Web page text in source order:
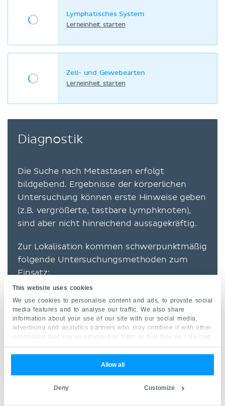
This website uses cookies
We use cookies to personalise content and ads, to provide social
media features and to analyse our traffic. We also share
information about your use of our site with our social media,
advertising and analytics partners who may combine it with other
information that you’ve provided to them or that they’ve collected
from your use of their services.
Allow all
Customize
Deny
Lymphatisches System
Lerneinheit starten
Zell- und Gewebearten
Lerneinheit starten
Diagnostik
Die Suche nach Metastasen erfolgt
bildgebend. Ergebnisse der körperlichen
Untersuchung können erste Hinweise geben
(z.B. vergrößerte, tastbare Lymphknoten),
sind aber nicht hinreichend aussagekräftig.
Zur Lokalisation kommen schwerpunktmäßig
folgende Untersuchungsmethoden zum
Einsatz:
Skelettszintigraphie
zur Suche nach
ossären Metastasen. In Einzelfällen kann
auch eine Kontrastmittel-MRT mit
Verwendung spezieller Sequenzen oder
anderer Gewichtungen ausreichend sein.
von Bauch,
Schädelhöhlebei Verdacht auf Leber-,
Peritoneal-, Lungen oder Hirnmetastasen.